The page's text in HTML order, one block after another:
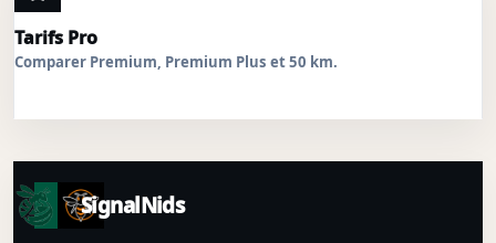
Tarifs Pro
Comparer Premium, Premium Plus et 50 km.
SignalNids